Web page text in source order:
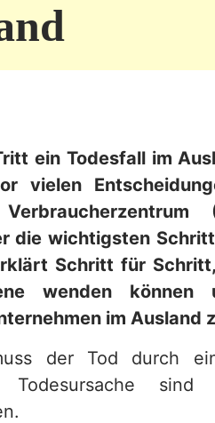
ein Todesfall im
vielen
die wichtigsten
Schritt für
wenden
im Ausland
der Tod durch
Todesursache sind